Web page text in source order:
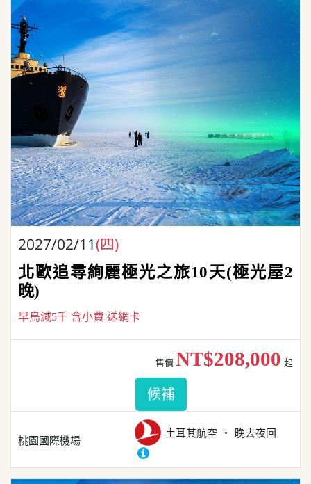
2027/02/11(四)
北歐追尋絢麗極光之旅10天(極光屋2
晚)
早鳥減5千 含小費 送網卡
桃園國際機場
土耳其航空 晚去夜回
售價 NT$208,000 起
候補